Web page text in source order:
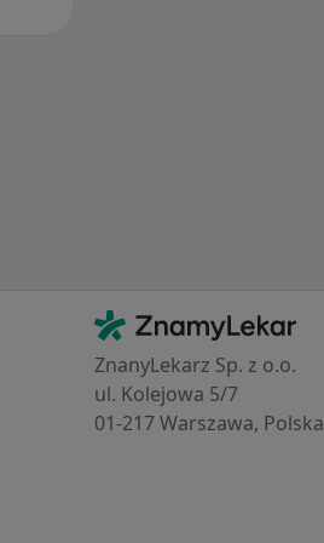
Kontakt
ZnamyLekar - Hlavní stránka
ZnanyLekarz Sp. z o.o.
ul. Kolejowa 5/7
01-217 Warszawa, Polska